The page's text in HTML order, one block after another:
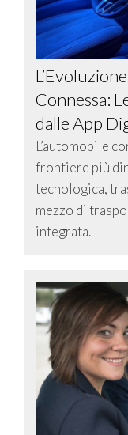
Connessa:
dalle App
L’automobile
frontiere più
tecnologica,
mezzo di
integrata.